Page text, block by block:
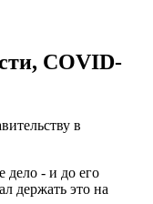
COVID-
в
дело - и до его
держать это на